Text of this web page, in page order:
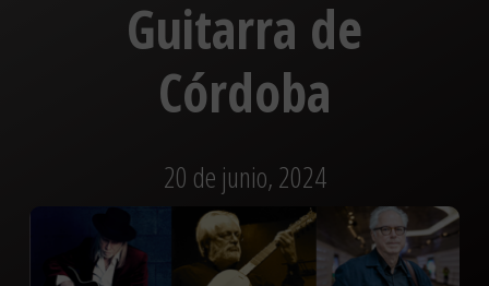
Guitarra de
Córdoba
20 de junio, 2024